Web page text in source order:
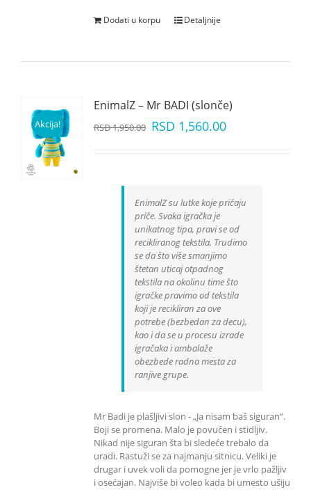
Dodati u korpu Detaljnije
Akcija!
EnimalZ – Mr BADI (slonče)
RSD1,950.00 RSD 1,560.00
EnimalZ su lutke koje pričaju
priče. Svaka igračka je
unikatnog tipa, pravi se od
recikliranog tekstila. Trudimo
se da što više smanjimo
štetan uticaj otpadnog
tekstila na okolinu time što
igračke pravimo od tekstila
koji je recikliran za ove
potrebe (bezbedan za decu),
kao i da se u procesu izrade
igračaka i ambalaže
obezbede radna mesta za
ranjive grupe.
Mr Badi je plašljivi slon - „Ja nisam baš siguran“.
Boji se promena. Malo je povučen i stidljiv.
Nikad nije siguran šta bi sledeće trebalo da
uradi. Rastuži se za najmanju sitnicu. Veliki je
drugar i uvek voli da pomogne jer je vrlo pažljiv
i osećajan. Najviše bi voleo kada bi umesto ušiju